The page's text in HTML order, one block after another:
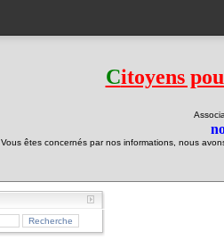
Citoyens
Vous êtes concernés par nos informations, nous